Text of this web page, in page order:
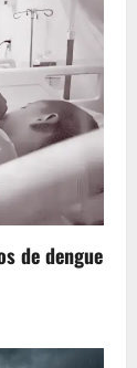
de dengue